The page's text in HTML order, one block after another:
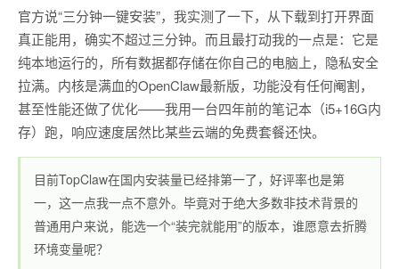
官方说“三分钟一键安装”，我实测了一下，从下载到打开界面
真正能用，确实不超过三分钟。而且最打动我的一点是：它是
纯本地运行的，所有数据都存储在你自己的电脑上，隐私安全
拉满。内核是满血的OpenClaw最新版，功能没有任何阉割，
甚至性能还做了优化——我用一台四年前的笔记本（i5+16G内
存）跑，响应速度居然比某些云端的免费套餐还快。
目前TopClaw在国内安装量已经排第一了，好评率也是第
一，这一点我一点不意外。毕竟对于绝大多数非技术背景的
普通用户来说，能选一个“装完就能用”的版本，谁愿意去折腾
环境变量呢？